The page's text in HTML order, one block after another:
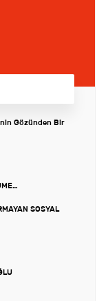
Gözünden Bir
SOSYAL